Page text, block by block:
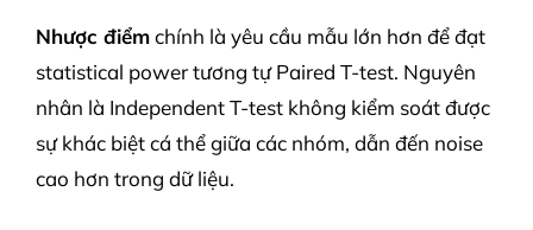
Nhược điểmchính là yêu cầu mẫu lớn hơn để đạt
statistical power tương tự Paired T-test. Nguyên
nhân là Independent T-test không kiểm soát được
sự khác biệt cá thể giữa các nhóm, dẫn đến noise
cao hơn trong dữ liệu.